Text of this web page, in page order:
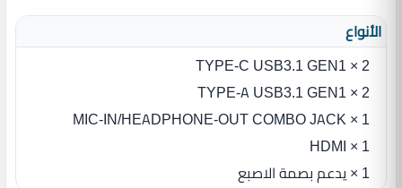
الأنواع
2 × TYPE-C USB3.1 GEN1
2 × TYPE-A USB3.1 GEN1
1 × MIC-IN/HEADPHONE-OUT COMBO JACK
1 × HDMI
1 × يدعم بصمة الاصبع